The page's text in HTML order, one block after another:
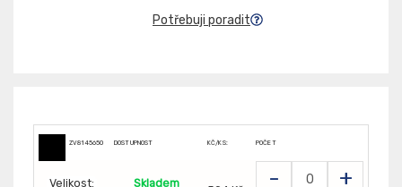
Potřebuji poradit
ZV8145650 DOSTUPNOST KČ/KS: POČET
Velikost:
Skladem
- +